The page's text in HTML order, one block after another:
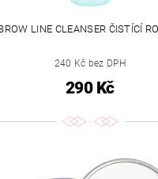
LINE CLEANSER ČISTÍCÍ
240 Kč bez DPH
290 Kč